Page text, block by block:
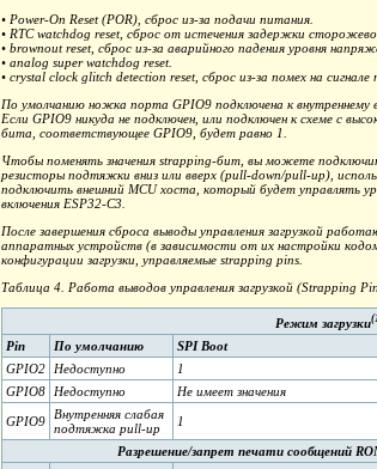
• Power-On Reset (POR), сброс из-за подачи питания.
• RTC watchdog reset, сброс от истечения задержки
• brownout reset, сброс из-за аварийного падения уровня
• analog super watchdog reset.
• crystal clock glitch detection reset, сброс из-за помех на сигнале
По умолчанию ножка порта GPIO9 подключена к внутреннему
Если GPIO9 никуда не подключен, или подключен к схеме с
бита, соответствующее GPIO9, будет равно 1.
Чтобы поменять значения strapping-бит, вы можете
резисторы подтяжки вниз или вверх (pull-down/pull-up),
подключить внешний MCU хоста, который будет управлять
включения ESP32-C3.
После завершения сброса выводы управления загрузкой
аппаратных устройств (в зависимости от их настройки
конфигурации загрузки, управляемые strapping pins.
Таблица 4. Работа выводов управления загрузкой (Strapping
Режим загрузки
Pin По умолчанию SPI Boot
GPIO2
Недоступно 1
GPIO8
Недоступно Не имеет значения
GPIO9
Внутренняя слабая
подтяжка pull-up
1
Разрешение/запрет печати сообщений